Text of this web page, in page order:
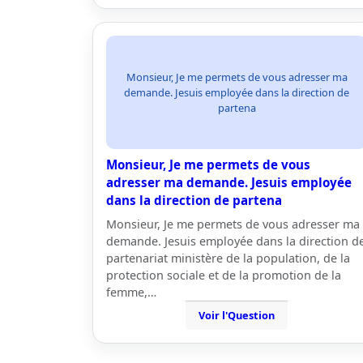
Monsieur, Je me permets de vous adresser ma
demande. Jesuis employée dans la direction de
partena
Monsieur, Je me permets de vous
adresser ma demande. Jesuis employée
dans la direction de partena
Monsieur, Je me permets de vous adresser ma
demande. Jesuis employée dans la direction
partenariat ministère de la population, de la
protection sociale et de la promotion de la
femme,…
Voir l'Question